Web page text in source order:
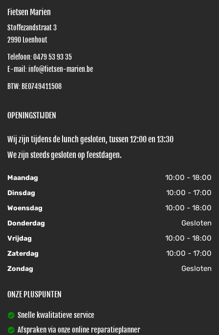
Fietsen Marien
Stoffezandstraat 3
2990 Loenhout
Telefoon:0479 53 93 35
E-mail: info@fietsen-marien.be
BTW: BE0749411508
OPENINGSTIJDEN
Wij zijn tijdens de lunch gesloten, tussen 12:00 en 13:30
We zijn steeds gesloten op feestdagen.
Maandag 10:00 - 18:00
Dinsdag 10:00 - 17:00
Woensdag 10:00 - 18:00
Donderdag Gesloten
Vrijdag 10:00 - 18:00
Zaterdag 10:00 - 17:00
Zondag Gesloten
ONZE PLUSPUNTEN
Snelle kwalitatieve service
Afspraken via onze online reparatieplanner